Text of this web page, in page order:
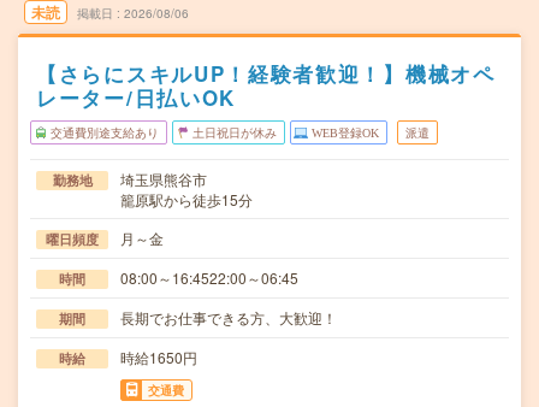
未読 掲載日 2026/08/06
【さらにスキルUP！経験者歓迎！】機械オペ
レーター/日払いOK
交通費別途支給あり 土日祝日が休み WEB登録OK 派遣
勤務地
埼玉県熊谷市
籠原駅から徒歩15分
曜日頻度 月～金
時間 08:00～16:4522:00～06:45
期間 長期でお仕事できる方、大歓迎！
時給 時給1650円
交通費